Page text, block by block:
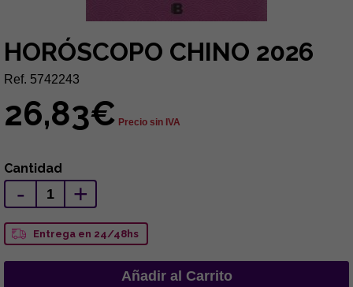
HORÓSCOPO CHINO 2026
Ref. 5742243
26,83€ Precio sin IVA
Cantidad
- +
Entrega en 24/48hs